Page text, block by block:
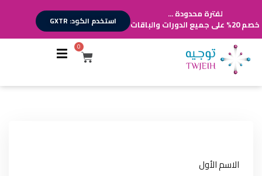
لفترة محدودة ...
خصم 20% على جميع الدورات والباقات استخدم الكود: GXTR
0
أقسام الدورات
تسجيل الدخول
الاسم الأول